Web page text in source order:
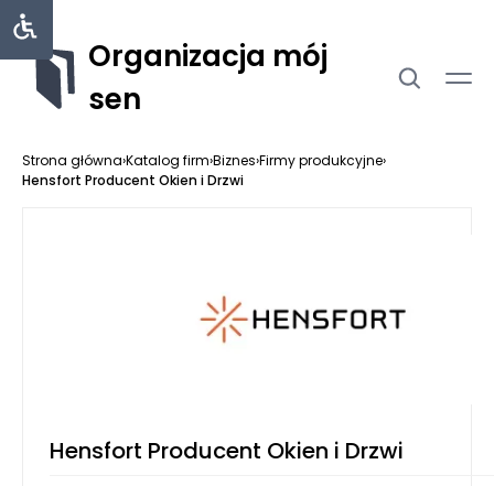
Organizacja mój
sen
Strona główna›Katalog firm›Biznes›Firmy produkcyjne›
Hensfort Producent Okien i Drzwi
Hensfort Producent Okien i Drzwi